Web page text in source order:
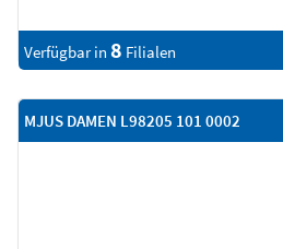
Verfügbar in 8 Filialen
MJUS DAMEN L98205 101 0002